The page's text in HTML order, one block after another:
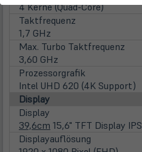
4 Kerne (Quad-Core)
Taktfrequenz
1,7 GHz
Max. Turbo Taktfrequenz
3,60 GHz
Prozessorgrafik
Intel UHD 620 (4K Support)
Display
Display
39,6cm 15,6" TFT Display IPS
Displayauflösung